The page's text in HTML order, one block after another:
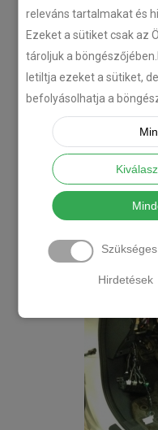
releváns tartalmakat és
Ezeket a sütiket csak az
tároljuk a
letiltja ezeket a sütiket,
befolyásolhatja a
Szükséges
Hirdetések